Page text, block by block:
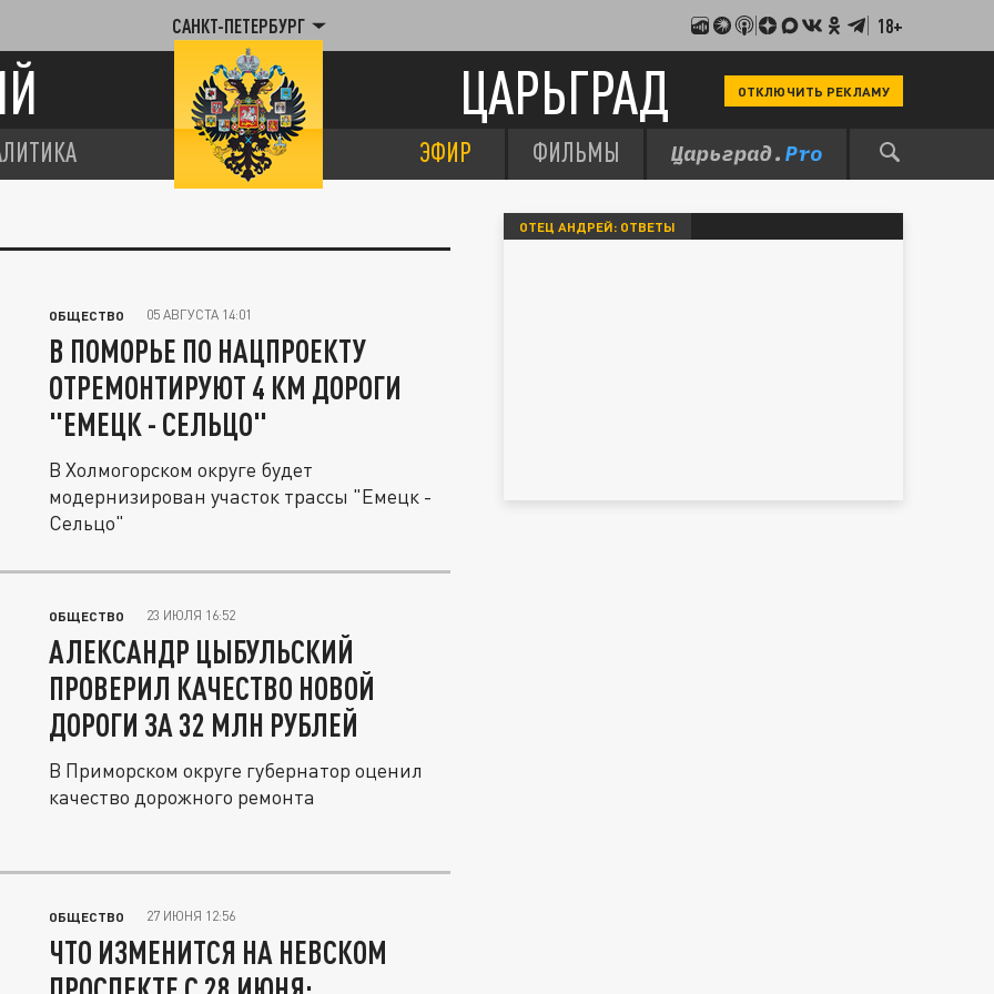
САНКТ-ПЕТЕРБУРГ 18+
ЦАРЬГРАД ОТКЛЮЧИТЬ РЕКЛАМУ
ЭФИР ФИЛЬМЫ
ОБЩЕСТВО 05 АВГУСТА 14:01
В ПОМОРЬЕ ПО НАЦПРОЕКТУ
ОТРЕМОНТИРУЮТ 4 КМ ДОРОГИ
"ЕМЕЦК - СЕЛЬЦО"
В Холмогорском округе будет
модернизирован участок трассы "Емецк -
Сельцо"
ОБЩЕСТВО 23 ИЮЛЯ 16:52
АЛЕКСАНДР ЦЫБУЛЬСКИЙ
ПРОВЕРИЛ КАЧЕСТВО НОВОЙ
ДОРОГИ ЗА 32 МЛН РУБЛЕЙ
В Приморском округе губернатор оценил
качество дорожного ремонта
ОБЩЕСТВО 27 ИЮНЯ 12:56
ЧТО ИЗМЕНИТСЯ НА НЕВСКОМ
ОТЕЦ АНДРЕЙ: ОТВЕТЫ